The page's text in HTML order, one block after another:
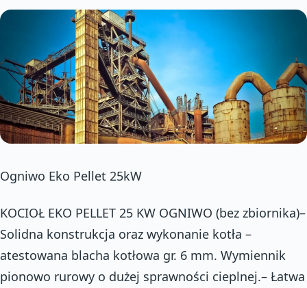
Ogniwo Eko Pellet 25kW
KOCIOŁ EKO PELLET 25 KW OGNIWO (bez zbiornika)–
Solidna konstrukcja oraz wykonanie kotła –
atestowana blacha kotłowa gr. 6 mm. Wymiennik
pionowo rurowy o dużej sprawności cieplnej.– Łatwa